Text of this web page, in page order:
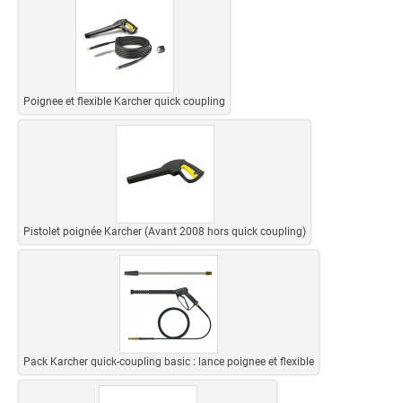
Poignee et flexible Karcher quick coupling
Pistolet poignée Karcher (Avant 2008 hors quick coupling)
Pack Karcher quick-coupling basic : lance poignee et flexible